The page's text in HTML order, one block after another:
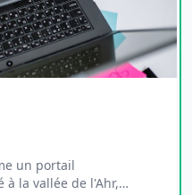
un portail
la vallée de l'Ahr,